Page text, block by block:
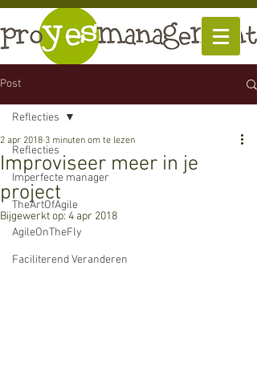
Post
Reflecties
Imperfecte manager
TheArtOfAgile
AgileOnTheFly
Faciliterend Veranderen
Reflecties
Improviseer meer in je
project
2 apr 2018 3 minuten om te lezen
Bijgewerkt op: 4 apr 2018